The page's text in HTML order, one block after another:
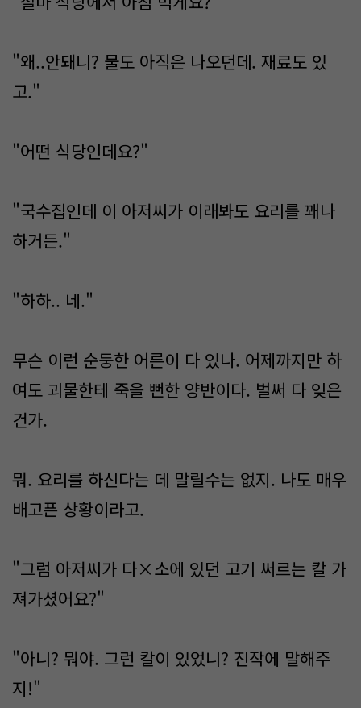
"왜..안돼니? 물도 아직은 나오던데. 재료도 있
고."
"어떤 식당인데요?"
"국수집인데 이 아저씨가 이래봐도 요리를 꽤나
하거든."
"하하.. 네."
무슨 이런 순둥한 어른이 다 있나. 어제까지만 하
여도 괴물한테 죽을 뻔한 양반이다. 벌써 다 잊은
건가.
뭐. 요리를 하신다는 데 말릴수는 없지. 나도 매우
배고픈 상황이라고.
"그럼 아저씨가 다×소에 있던 고기 써르는 칼 가
져가셨어요?"
"아니? 뭐야. 그런 칼이 있었니? 진작에 말해주
지!"